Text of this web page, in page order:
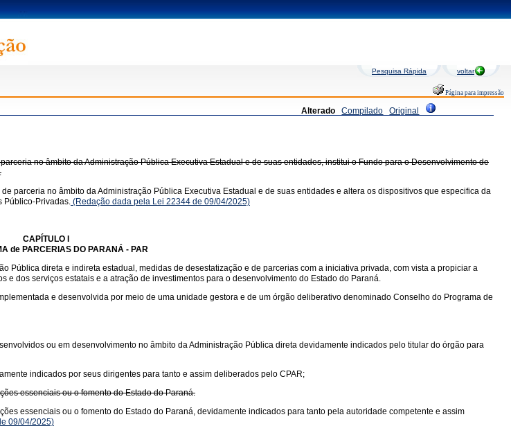
Pesquisa Rápida voltar
Página para impressão
Alterado Compilado Original
no âmbito da Administração Pública Executiva Estadual e de suas entidades, institui o Fundo para o Desenvolvimento de
parceria no âmbito da Administração Pública Executiva Estadual e de suas entidades e altera os dispositivos que especifica da
Público-Privadas. (Redação dada pela Lei 22344 de 09/04/2025)
CAPÍTULO I
de PARCERIAS DO PARANÁ - PAR
Pública direta e indireta estadual, medidas de desestatização e de parcerias com a iniciativa privada, com vista a propiciar a
dos serviços estatais e a atração de investimentos para o desenvolvimento do Estado do Paraná.
e desenvolvida por meio de uma unidade gestora e de um órgão deliberativo denominado Conselho do Programa de
ou em desenvolvimento no âmbito da Administração Pública direta devidamente indicados pelo titular do órgão para
indicados por seus dirigentes para tanto e assim deliberados pelo CPAR;
essenciais ou o fomento do Estado do Paraná.
essenciais ou o fomento do Estado do Paraná, devidamente indicados para tanto pela autoridade competente e assim
09/04/2025)